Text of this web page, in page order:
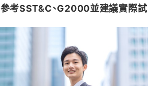
考SST&C、G2000並建議實際試